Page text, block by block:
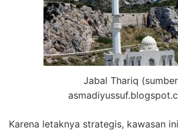
Jabal Thariq
Karena letaknya strategis, kawasan